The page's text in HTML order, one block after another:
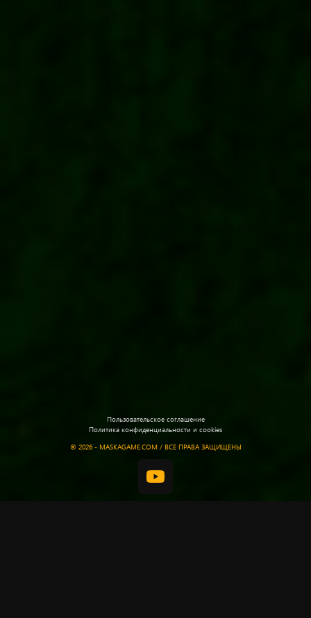
Пользовательское соглашение
Политика конфиденциальности и cookies
© 2026 - MASKAGAME.COM / ВСЕ ПРАВА ЗАЩИЩЕНЫ